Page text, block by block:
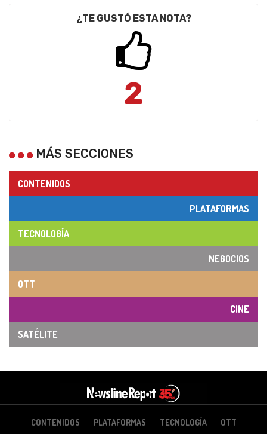
¿TE GUSTÓ ESTA NOTA?
2
MÁS SECCIONES
CONTENIDOS
PLATAFORMAS
TECNOLOGÍA
NEGOCIOS
OTT
CINE
SATÉLITE
CONTENIDOS PLATAFORMAS TECNOLOGÍA OTT